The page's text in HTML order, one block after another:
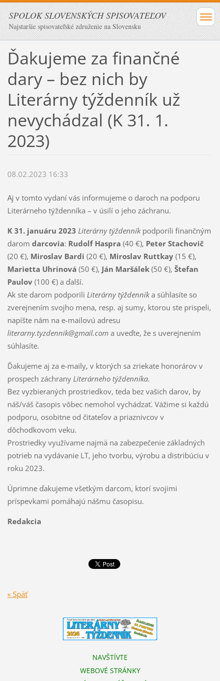
SPOLOK SLOVENSKÝCH SPISOVATEĽOV
Najstaršie spisovateľské združenie na Slovensku
Ďakujeme za finančné
dary – bez nich by
Literárny týždenník už
nevychádzal (K 31. 1.
2023)
08.02.2023 16:33
Aj v tomto vydaní vás informujeme o daroch na podporu
Literárneho týždenníka – v úsilí o jeho záchranu.
K 31. januáru 2023 Literárny týždenníkpodporili finančným
darom darcovia: Rudolf Haspra (40 €), Peter Stachovič
(20 €), Miroslav Bardi (20 €), Miroslav Ruttkay(15 €),
Marietta Uhrinová (50 €), Ján Maršálek(50 €), Štefan
Paulov(100 €) a ďalší.
Ak ste darom podporili Literárny týždenníka súhlasíte so
zverejnením svojho mena, resp. aj sumy, ktorou ste prispeli,
napíšte nám na e-mailovú adresu
literarny.tyzdennik@gmail.coma uveďte, že s uverejnením
súhlasíte.
Ďakujeme aj za e-maily, v ktorých sa zriekate honorárov v
prospech záchrany Literárneho týždenníka.
Bez vyzbieraných prostriedkov, teda bez vašich darov, by
náš/váš časopis vôbec nemohol vychádzať. Vážime si každú
podporu, osobitne od čitateľov a priaznivcov v
dôchodkovom veku.
Prostriedky využívame najmä na zabezpečenie základných
potrieb na vydávanie LT, jeho tvorbu, výrobu a distribúciu v
roku 2023.
Úprimne ďakujeme všetkým darcom, ktorí svojimi
príspevkami pomáhajú nášmu časopisu.
Redakcia
« Späť
NAVŠTÍVTE
WEBOVÉ STRÁNKY